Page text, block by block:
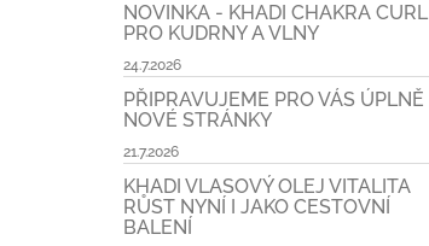
NOVINKA - KHADI CHAKRA CURL
PRO KUDRNY A VLNY
24.7.2026
PŘIPRAVUJEME PRO VÁS ÚPLNĚ
NOVÉ STRÁNKY
21.7.2026
KHADI VLASOVÝ OLEJ VITALITA
RŮST NYNÍ I JAKO CESTOVNÍ
BALENÍ